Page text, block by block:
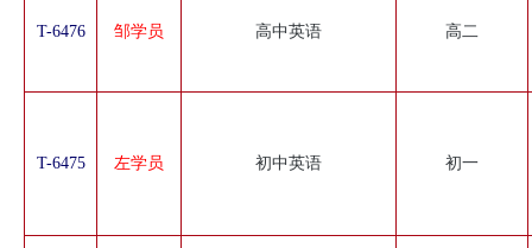
T-6476 邹学员 高中英语 高二
T-6475 左学员 初中英语 初一